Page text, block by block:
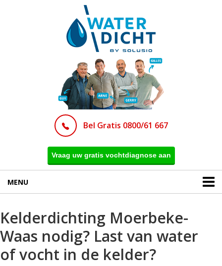
Bel Gratis 0800/61 667
Vraag uw gratis vochtdiagnose aan
MENU
Kelderdichting Moerbeke-
Waas nodig? Last van water
of vocht in de kelder?